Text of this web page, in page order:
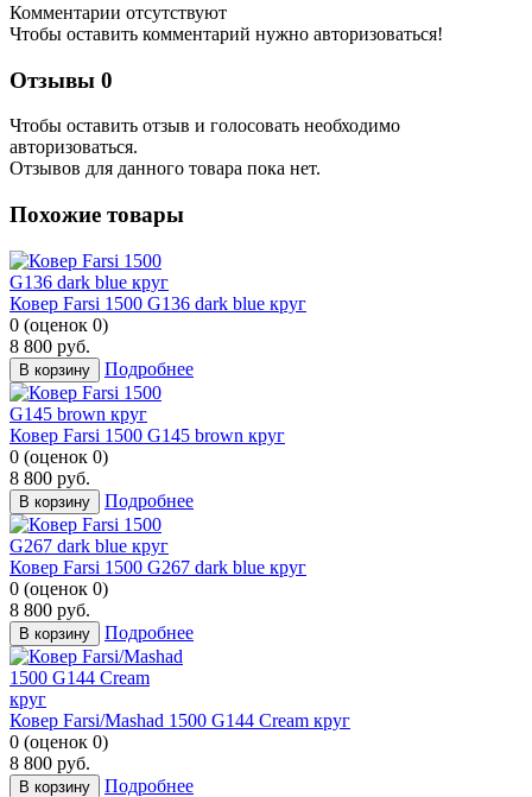
Комментарии отсутствуют
Чтобы оставить комментарий нужно авторизоваться!
Отзывы 0
Чтобы оcтавить отзыв и голосовать необходимо
авторизоваться.
Отзывов для данного товара пока нет.
Похожие товары
Ковер Farsi 1500 G136 dark blue круг
0 (оценок 0)
8 800 руб.
В корзину Подробнее
Ковер Farsi 1500 G145 brown круг
0 (оценок 0)
8 800 руб.
В корзину Подробнее
Ковер Farsi 1500 G267 dark blue круг
0 (оценок 0)
8 800 руб.
В корзину Подробнее
Ковер Farsi/Mashad 1500 G144 Cream круг
0 (оценок 0)
8 800 руб.
В корзину Подробнее